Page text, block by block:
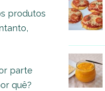
produtos
parte
quê?